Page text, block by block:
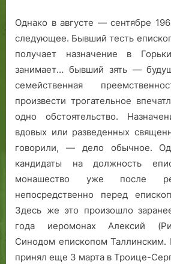
Однако в августе — сентябре
следующее. Бывший тесть
получает назначение в
занимает… бывший зять —
семейственная
произвести трогательное
одно обстоятельство.
вдовых или разведенных
говорили, — дело обычное.
кандидаты на должность
монашество уже после
непосредственно перед
Здесь же это произошло
года иеромонах Алексий
Синодом епископом
принял еще 3 марта в Троице-